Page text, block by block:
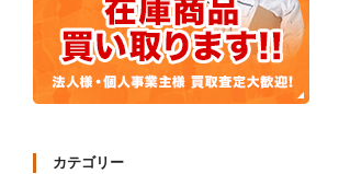
カテゴリー